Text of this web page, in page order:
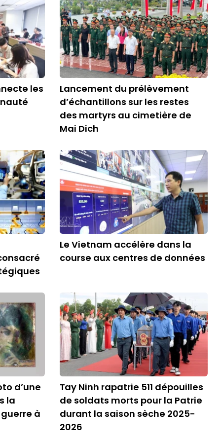
les
Lancement du prélèvement
d’échantillons sur les restes
des martyrs au cimetière de
Mai Dich
Le Vietnam accélère dans la
course aux centres de données
d’une
la
à
Tay Ninh rapatrie 511 dépouilles
de soldats morts pour la Patrie
durant la saison sèche 2025-
2026